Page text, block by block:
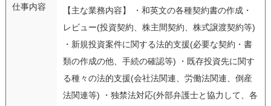
仕事内容
【主な業務内容】 ・和英文の各種契約書の作成・
レビュー(投資契約、株主間契約、株式譲渡契約等)
・新規投資案件に関する法的支援(必要な契約・書
類の作成の他、手続の確認等) ・既存投資先に関す
る種々の法的支援(会社法関連、労働法関連、倒産
法関連等) ・独禁法対応(外部弁護士と協力して、各